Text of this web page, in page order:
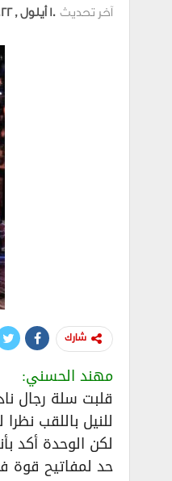
آخر تحديث 10 أيلول , 2022
شارك
مهند الحسني:
قلبت سلة رجال
للنيل باللقب
لكن الوحدة أكد
حد لمفاتيح قوة